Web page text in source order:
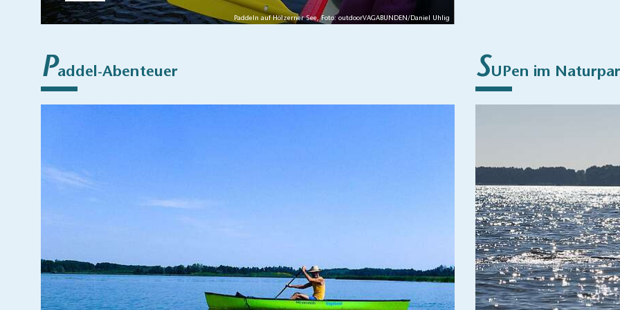
Paddeln auf Hölzerner See, Foto: outdoorVAGABUNDEN/Daniel Uhlig
Paddel-Abenteuer SUPen im